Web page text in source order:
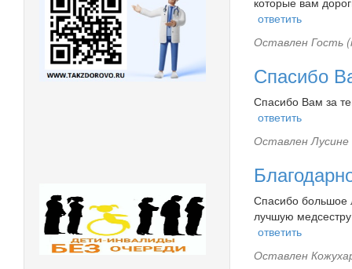
ответить
Оставлен Гость
Спасибо
Спасибо Вам за
ответить
ОставленЛусине
Спасибо большое
лучшую
ответить
Оставлен